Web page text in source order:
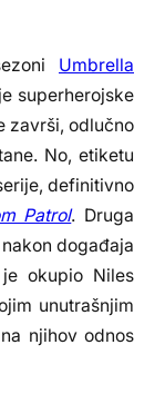
Umbrella
superherojske
završi, odlučno
No, etiketu
definitivno
Patrol. Druga
događaja
okupio Niles
unutrašnjim
njihov odnos